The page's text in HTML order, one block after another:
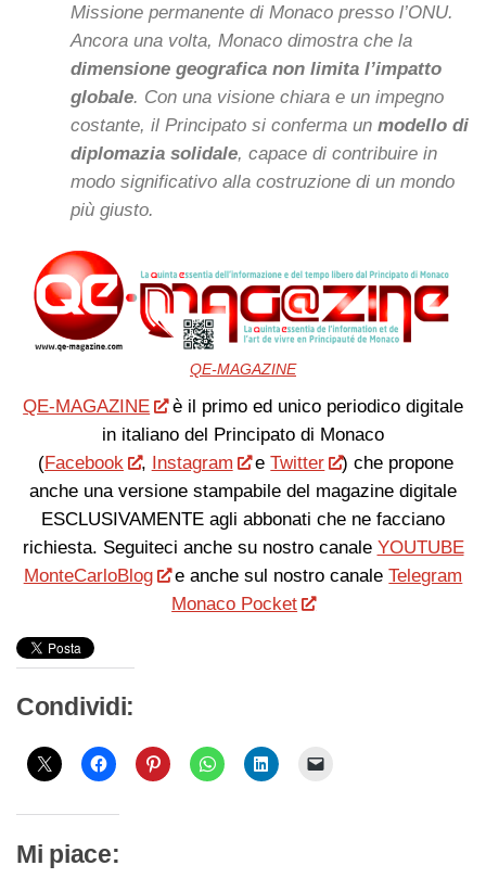
Missione permanente di Monaco presso l’ONU.
Ancora una volta, Monaco dimostra che la
dimensione geografica non limita l’impatto
globale. Con una visione chiara e un impegno
costante, il Principato si conferma un modello di
diplomazia solidale, capace di contribuire in
modo significativo alla costruzione di un mondo
più giusto.
QE-MAGAZINE
QE-MAGAZINE
è il primo ed unico periodico digitale
in italiano del Principato di Monaco
(Facebook , Instagram eTwitter
) che propone
anche una versione stampabile del magazine digitale
ESCLUSIVAMENTE agli abbonati che ne facciano
richiesta. Seguiteci anche su nostro canale YOUTUBE
MonteCarloBlog
e anche sul nostro canaleTelegram
Monaco Pocket
Condividi:
Mi piace: